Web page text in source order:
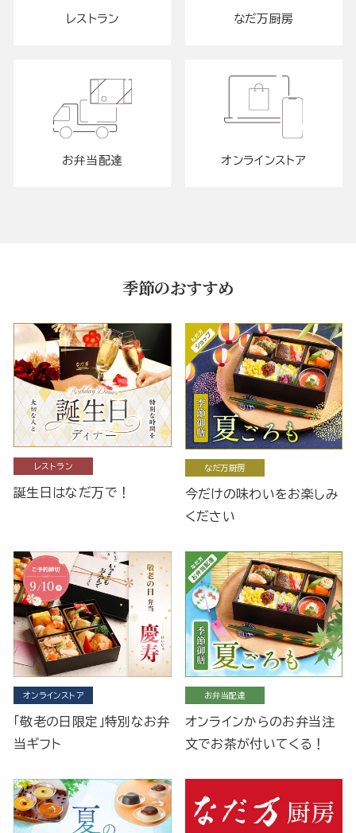
レストラン なだ万厨房
お弁当配達 オンラインストア
季節のおすすめ
レストラン
誕生日はなだ万で！
なだ万厨房
今だけの味わいをお楽しみ
ください
オンラインストア
「敬老の日限定」特別なお弁
当ギフト
お弁当配達
オンラインからのお弁当注
文でお茶が付いてくる！